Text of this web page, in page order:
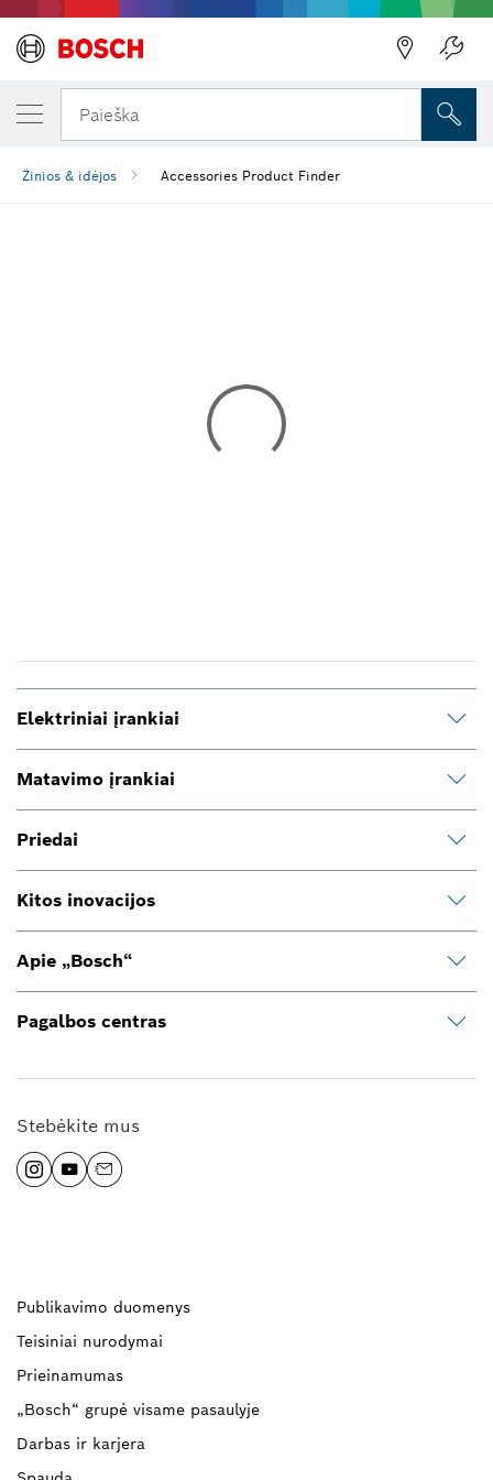
Paieška
Žinios & idėjos Accessories Product Finder
Elektriniai įrankiai
Matavimo įrankiai
Priedai
Kitos inovacijos
Apie „Bosch“
Pagalbos centras
Stebėkite mus
Publikavimo duomenys
Teisiniai nurodymai
Prieinamumas
„Bosch“ grupė visame pasaulyje
Darbas ir karjera